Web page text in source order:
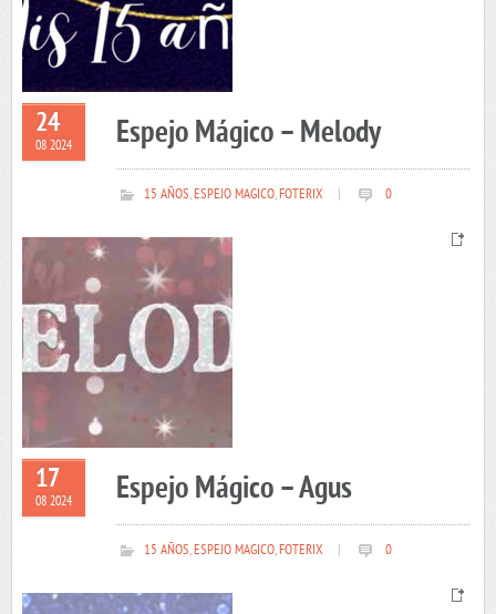
24
08 2024 Espejo Mágico – Melody
15 AÑOS,ESPEJO MAGICO,FOTERIX 0
17
08 2024 Espejo Mágico – Agus
15 AÑOS,ESPEJO MAGICO,FOTERIX 0